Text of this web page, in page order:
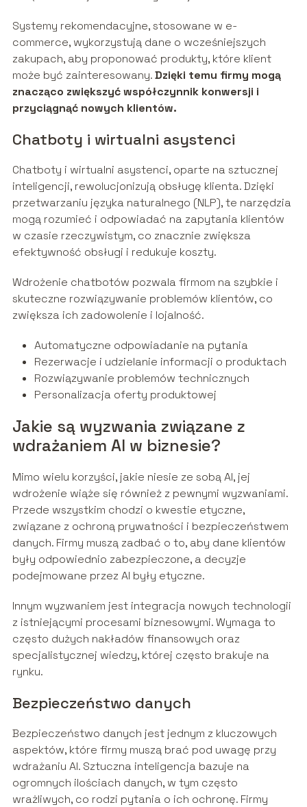
Systemy rekomendacyjne, stosowane w e-
commerce, wykorzystują dane o wcześniejszych
zakupach, aby proponować produkty, które klient
może być zainteresowany.Dzięki temu firmy mogą
znacząco zwiększyć współczynnik konwersji i
przyciągnąć nowych klientów.
Chatboty i wirtualni asystenci
Chatboty i wirtualni asystenci, oparte na sztucznej
inteligencji, rewolucjonizują obsługę klienta. Dzięki
przetwarzaniu języka naturalnego (NLP), te narzędzia
mogą rozumieć i odpowiadać na zapytania klientów
w czasie rzeczywistym, co znacznie zwiększa
efektywność obsługi i redukuje koszty.
Wdrożenie chatbotów pozwala firmom na szybkie i
skuteczne rozwiązywanie problemów klientów, co
zwiększa ich zadowolenie i lojalność.
Automatyczne odpowiadanie na pytania
Rezerwacje i udzielanie informacji o produktach
Rozwiązywanie problemów technicznych
Personalizacja oferty produktowej
Jakie są wyzwania związane z
wdrażaniem AI w biznesie?
Mimo wielu korzyści, jakie niesie ze sobą AI, jej
wdrożenie wiąże się również z pewnymi wyzwaniami.
Przede wszystkim chodzi o kwestie etyczne,
związane z ochroną prywatności i bezpieczeństwem
danych. Firmy muszą zadbać o to, aby dane klientów
były odpowiednio zabezpieczone, a decyzje
podejmowane przez AI były etyczne.
Innym wyzwaniem jest integracja nowych technologii
z istniejącymi procesami biznesowymi. Wymaga to
często dużych nakładów finansowych oraz
specjalistycznej wiedzy, której często brakuje na
rynku.
Bezpieczeństwo danych
Bezpieczeństwo danych jest jednym z kluczowych
aspektów, które firmy muszą brać pod uwagę przy
wdrażaniu AI. Sztuczna inteligencja bazuje na
ogromnych ilościach danych, w tym często
wrażliwych, co rodzi pytania o ich ochronę. Firmy